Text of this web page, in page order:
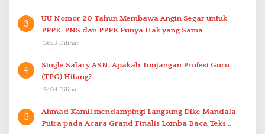
3
UU Nomor 20 Tahun Membawa Angin Segar untuk
PPPK. PNS dan PPPK Punya Hak yang Sama
15623 Dilihat
4
Single Salary ASN, Apakah Tunjangan Profesi Guru
(TPG) Hilang?
15404 Dilihat
5
Ahmad Kamil mendampingi Langsung Dike Mandala
Putra pada Acara Grand Finalis Lomba Baca Teks